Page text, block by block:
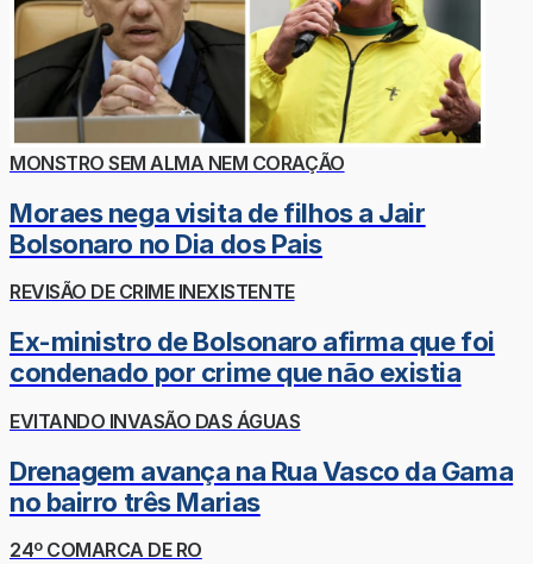
MONSTRO SEM ALMA NEM CORAÇÃO
Moraes nega visita de filhos a Jair
Bolsonaro no Dia dos Pais
REVISÃO DE CRIME INEXISTENTE
Ex-ministro de Bolsonaro afirma que foi
condenado por crime que não existia
EVITANDO INVASÃO DAS ÁGUAS
Drenagem avança na Rua Vasco da Gama
no bairro três Marias
24º COMARCA DE RO